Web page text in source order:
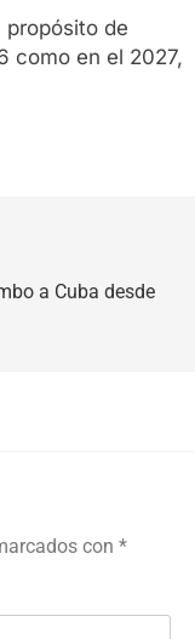
propósito de
como en el 2027,
a Cuba desde
con *